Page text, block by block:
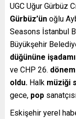
UGC Uğur Gürbüz
Gürbüz’ün oğlu
Seasons İstanbul
Büyükşehir
düğününe işadamı
ve CHP 26. dönem
oldu. Halk müziği
gece, pop
Eskişehir yerel